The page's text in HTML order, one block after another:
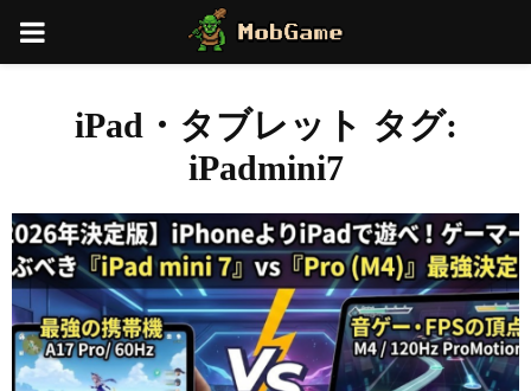
PRIMARY
iPad・タブレット タグ:
iPadmini7